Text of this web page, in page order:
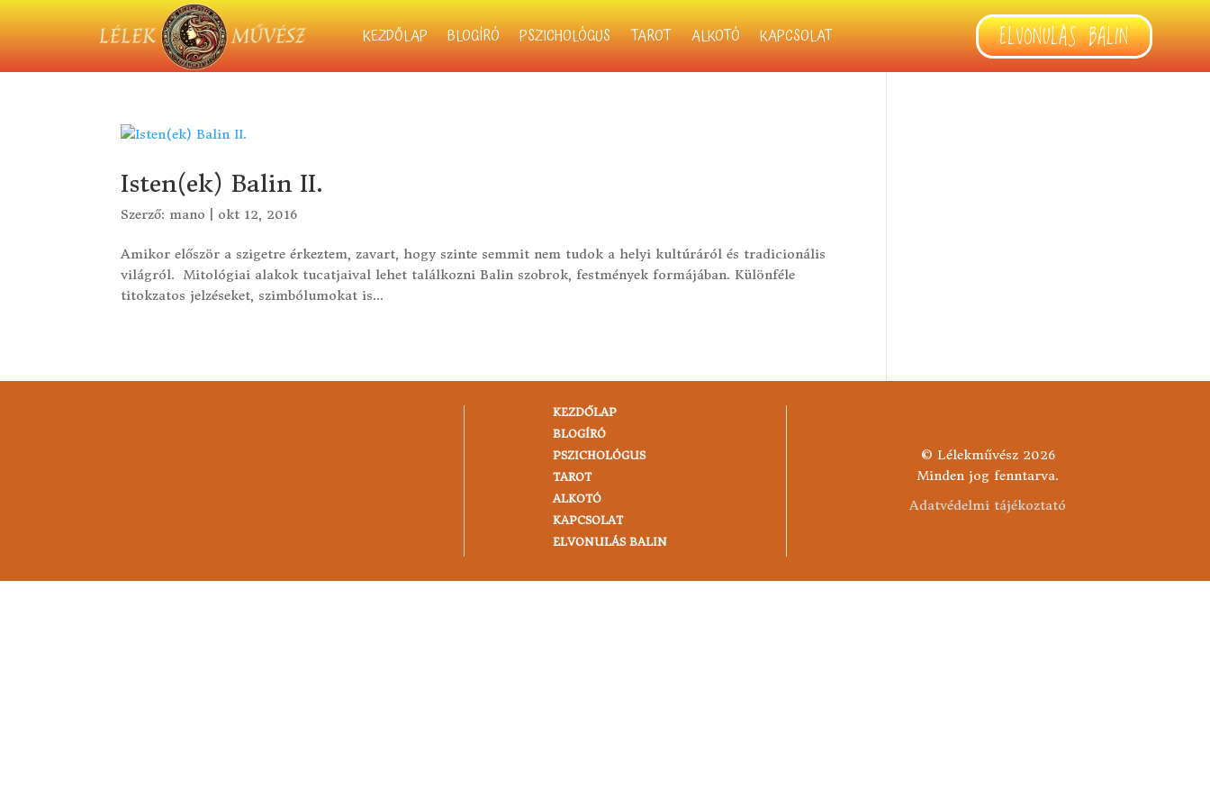
KEZDŐLAP BLOGÍRÓ PSZICHOLÓGUS TAROT ALKOTÓ KAPCSOLAT ELVONULÁS BALIN
Isten(ek) Balin II.
Szerző: mano okt 12, 2016
Amikor először a szigetre érkeztem, zavart, hogy szinte semmit nem tudok a helyi kultúráról és tradicionális
világról. Mitológiai alakok tucatjaival lehet találkozni Balin szobrok, festmények formájában. Különféle
titokzatos jelzéseket, szimbólumokat is...
KEZDŐLAP
BLOGÍRÓ
PSZICHOLÓGUS
TAROT
ALKOTÓ
KAPCSOLAT
ELVONULÁS BALIN
© Lélekművész 2026
Minden jog fenntarva.
Adatvédelmi tájékoztató